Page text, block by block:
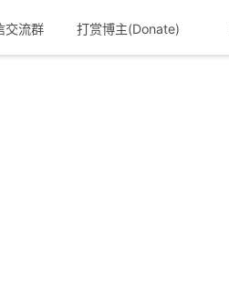
交流群 打赏博主(Donate)